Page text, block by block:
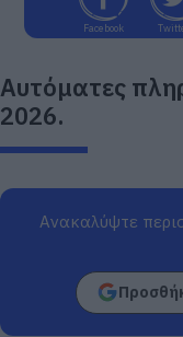
Facebook
Αυτόματες
2026.
Ανακαλύψτε